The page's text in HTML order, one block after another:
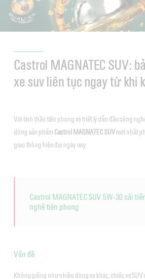
Castrol MAGNATEC SUV:
xe suv liên tục ngay từ khi
Với tinh thần tiên phong và triết lý dẫn đầu công
dòng sản phẩm Castrol MAGNATECSUVmới nhất
giao thông hiện đại ngày nay.
Castrol MAGNATEC SUV 5W-30 cải
nghệ tiên phong
Vấn đề
Không giống như nhiều dòng xe khác, chiếc xe SUV